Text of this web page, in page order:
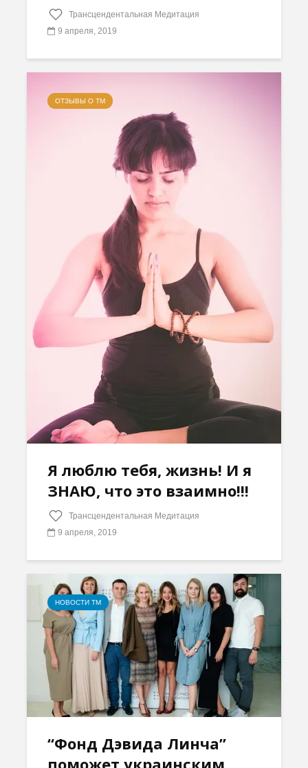
Трансцендентальная Медитация
9 апреля, 2019
ОТЗЫВЫ О ТМ
Я люблю тебя, жизнь! И я
ЗНАЮ, что это взаимно!!!
Трансцендентальная Медитация
9 апреля, 2019
НОВОСТИ ТМ
“Фонд Дэвида Линча”
поможет украинским...